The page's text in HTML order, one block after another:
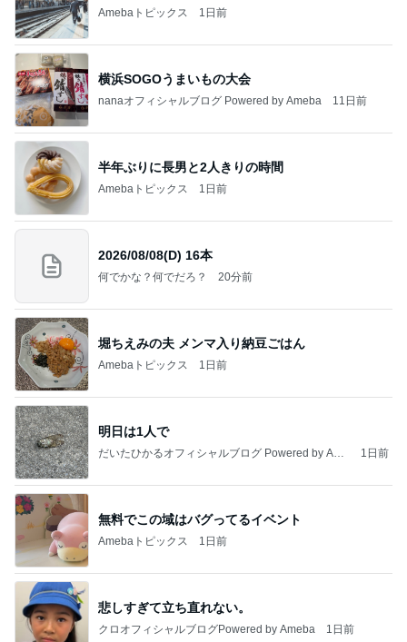
Amebaトピックス 1日前
横浜SOGOうまいもの大会
nanaオフィシャルブログ Powered by Ameba 11日前
半年ぶりに長男と2人きりの時間
Amebaトピックス 1日前
2026/08/08(D) 16本
何でかな？何でだろ？ 20分前
堀ちえみの夫 メンマ入り納豆ごはん
Amebaトピックス 1日前
明日は1人で
だいたひかるオフィシャルブログ Powered by Ame
1日前
無料でこの域はバグってるイベント
Amebaトピックス 1日前
悲しすぎて立ち直れない。
クロオフィシャルブログPowered by Ameba 1日前